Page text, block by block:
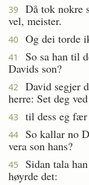
39
Då tok nokre
vel, meister.
40 Og dei torde
41
So sa han til
Davids son?
42
David segjer
herre: Set deg
43 til dess eg
44
So kallar no
vera son hans?
45
Sidan tala
høyrde det: